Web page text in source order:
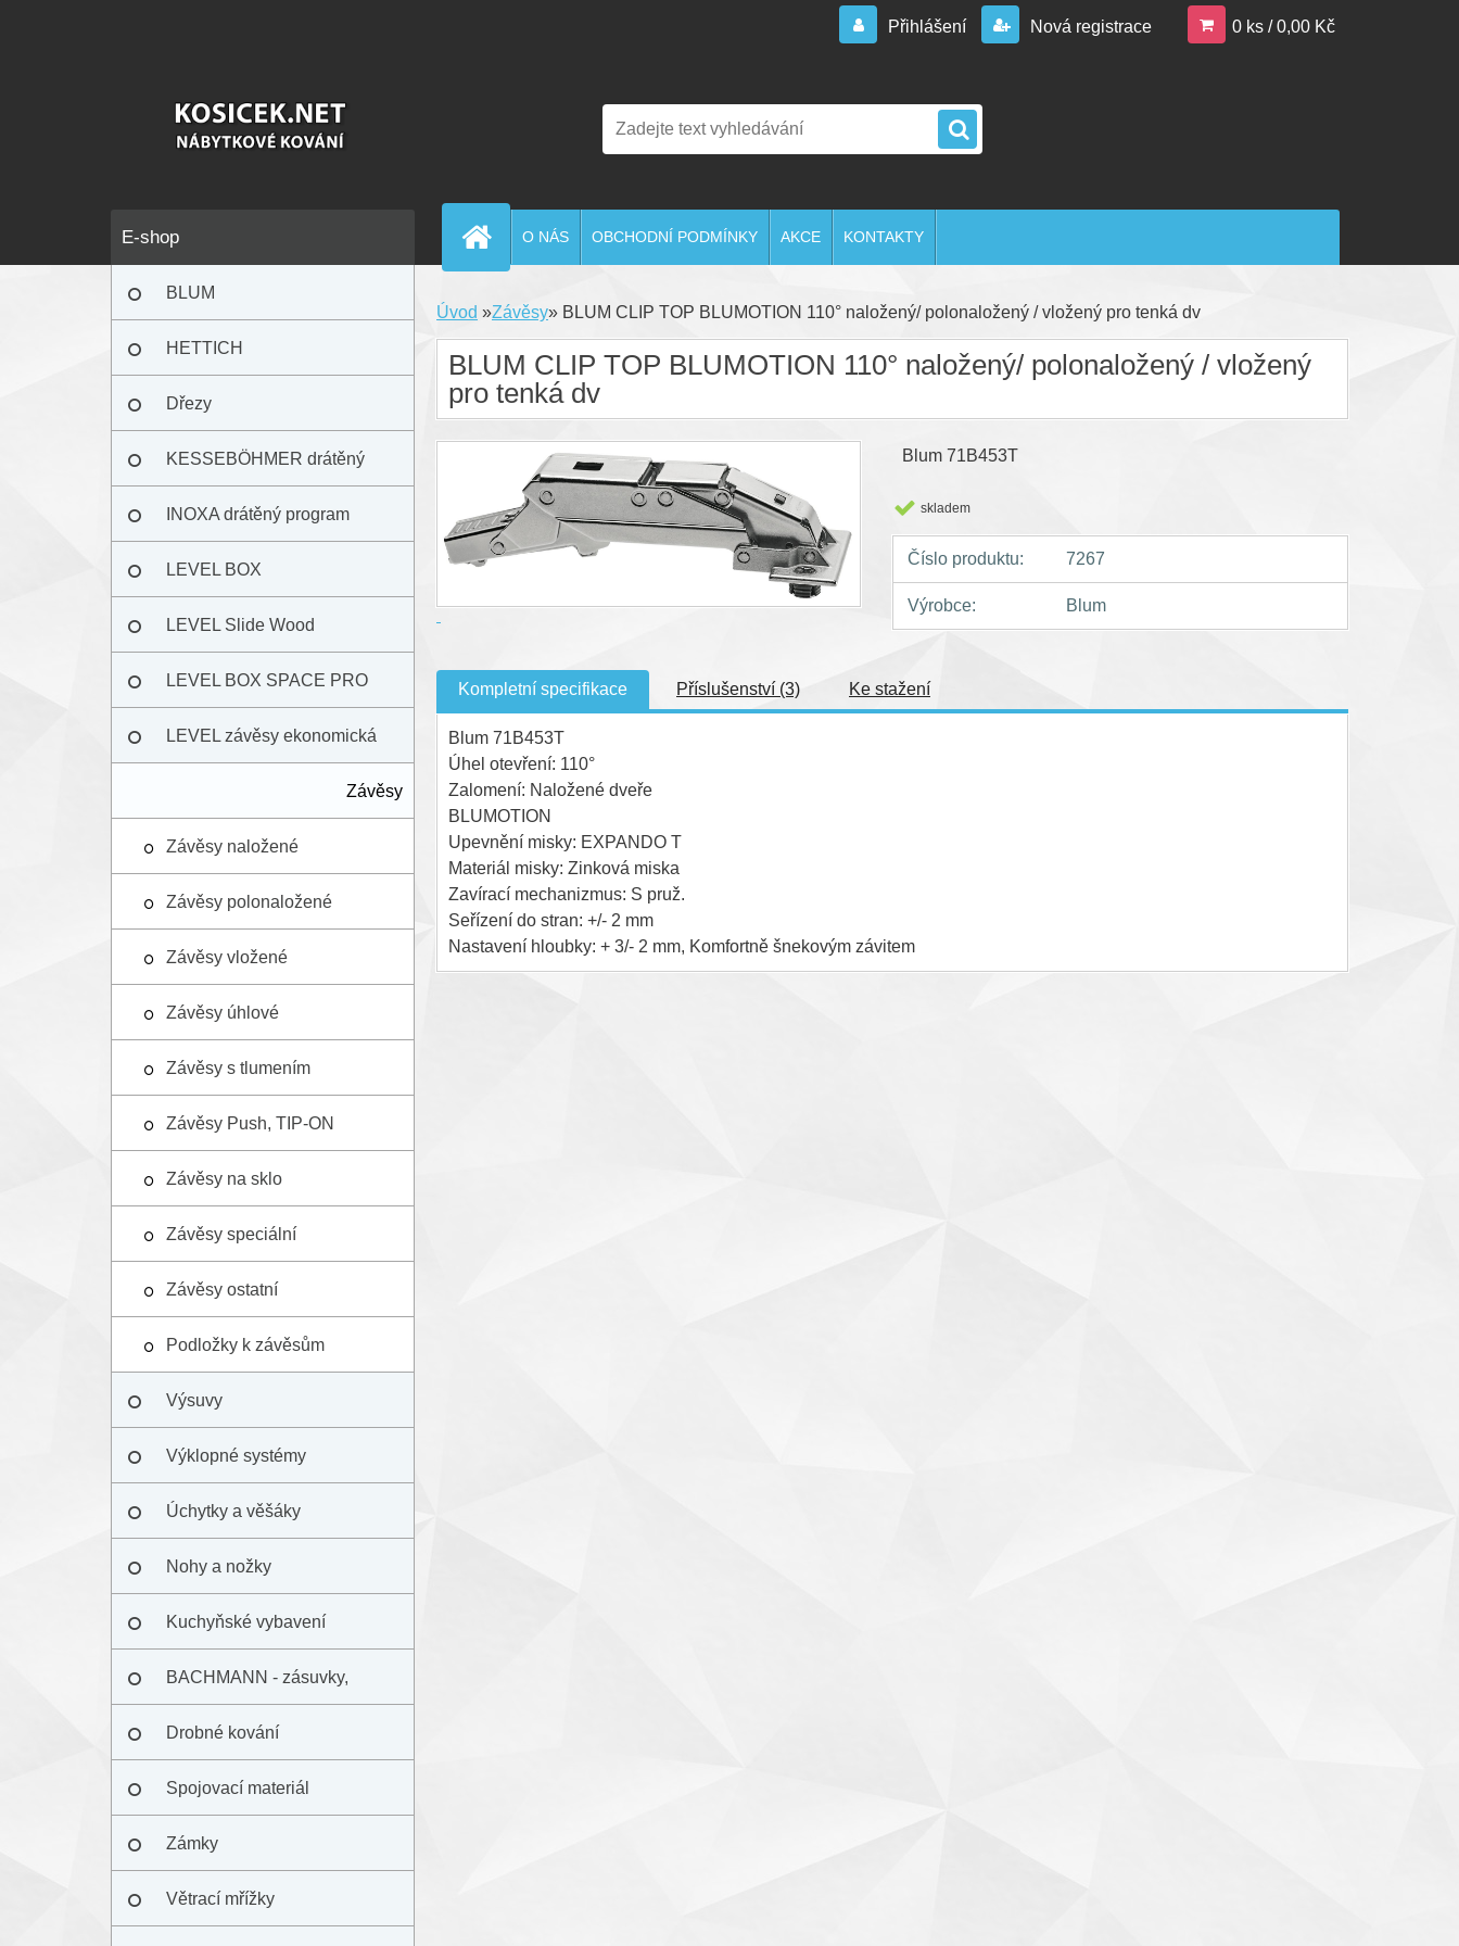
Přihlášení Nová registrace 0 ks / 0,00 Kč
O NÁS OBCHODNÍ PODMÍNKY AKCE KONTAKTY
E-shop
BLUM
HETTICH
Dřezy
KESSEBÖHMER drátěný
program
INOXA drátěný program
LEVEL BOX
LEVEL Slide Wood
LEVEL BOX SPACE PRO
LEVEL závěsy ekonomická
Závěsy
Závěsy naložené
Závěsy polonaložené
Závěsy vložené
Závěsy úhlové
Závěsy s tlumením
Závěsy Push, TIP-ON
Závěsy na sklo
Závěsy speciální
Závěsy ostatní
Podložky k závěsům
Výsuvy
Výklopné systémy
Úchytky a věšáky
Nohy a nožky
Kuchyňské vybavení
BACHMANN - zásuvky,
elektrověž
Drobné kování
Spojovací materiál
Zámky
Větrací mřížky
Úvod »Závěsy» BLUM CLIP TOP BLUMOTION 110° naložený/ polonaložený / vložený pro tenká dv
BLUM CLIP TOP BLUMOTION 110° naložený/ polonaložený / vložený
pro tenká dv
Blum 71B453T
skladem
Číslo produktu: 7267
Výrobce: Blum
Kompletní specifikace Příslušenství (3) Ke stažení
Blum 71B453T
Úhel otevření: 110°
Zalomení: Naložené dveře
BLUMOTION
Upevnění misky: EXPANDO T
Materiál misky: Zinková miska
Zavírací mechanizmus: S pruž.
Seřízení do stran: +/- 2 mm
Nastavení hloubky: + 3/- 2 mm, Komfortně šnekovým závitem